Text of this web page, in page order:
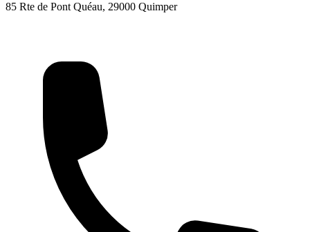
85 Rte de Pont Quéau, 29000 Quimper